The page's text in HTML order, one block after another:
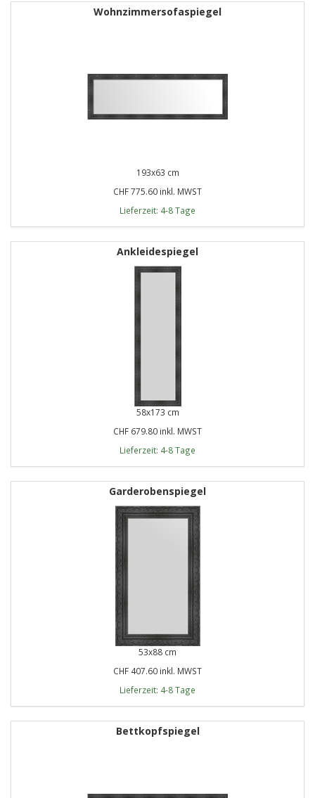
Wohnzimmersofaspiegel
193x63 cm
CHF 775.60 inkl. MWST
Lieferzeit: 4-8 Tage
Ankleidespiegel
58x173 cm
CHF 679.80 inkl. MWST
Lieferzeit: 4-8 Tage
Garderobenspiegel
53x88 cm
CHF 407.60 inkl. MWST
Lieferzeit: 4-8 Tage
Bettkopfspiegel